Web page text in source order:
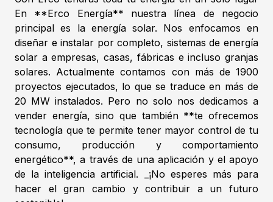
En **Erco Energía** nuestra línea de negocio
principal es la energía solar. Nos enfocamos en
diseñar e instalar por completo, sistemas de energía
solar a empresas, casas, fábricas e incluso granjas
solares. Actualmente contamos con más de 1900
proyectos ejecutados, lo que se traduce en más de
20 MW instalados. Pero no solo nos dedicamos a
vender energía, sino que también **te ofrecemos
tecnología que te permite tener mayor control de tu
consumo, producción y comportamiento
energético**, a través de una aplicación y el apoyo
de la inteligencia artificial. _¡No esperes más para
hacer el gran cambio y contribuir a un futuro